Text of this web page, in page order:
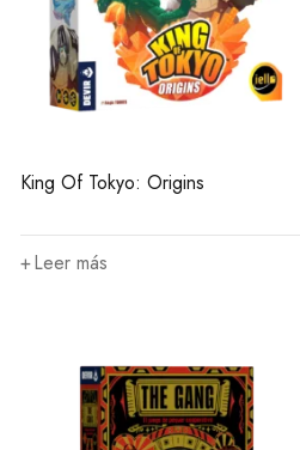
King Of Tokyo: Origins
Leer más